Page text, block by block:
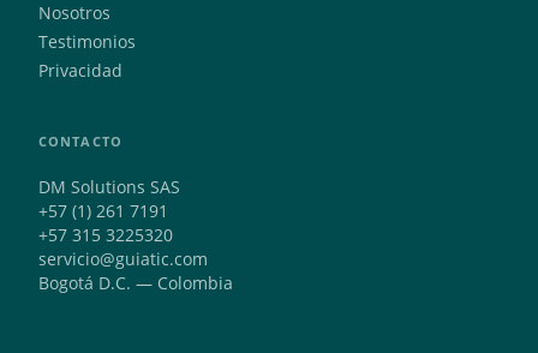
Nosotros
Testimonios
Privacidad
CONTACTO
DM Solutions SAS
+57 (1) 261 7191
+57 315 3225320
servicio@guiatic.com
Bogotá D.C. — Colombia